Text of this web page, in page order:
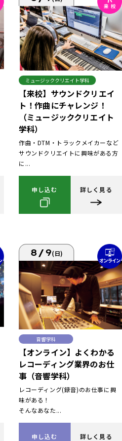
ミュージッククリエイト学科
【来校】サウンドクリエイ
ト！作曲にチャレンジ！
（ミュージッククリエイト
学科）
作曲・DTM・トラックメイカーなど
サウンドクリエイトに興味がある方
に...
申し込む 詳しく見る
8/9(日)
音響学科
【オンライン】よくわかる
レコーディング業界のお仕
事（音響学科）
レコーディング(録音)のお仕事に興
味がある！
そんなあなた...
申し込む 詳しく見る